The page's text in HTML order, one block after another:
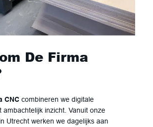
De Firma
CNC combineren we digitale
ambachtelijk inzicht. Vanuit onze
Utrecht werken we dagelijks aan